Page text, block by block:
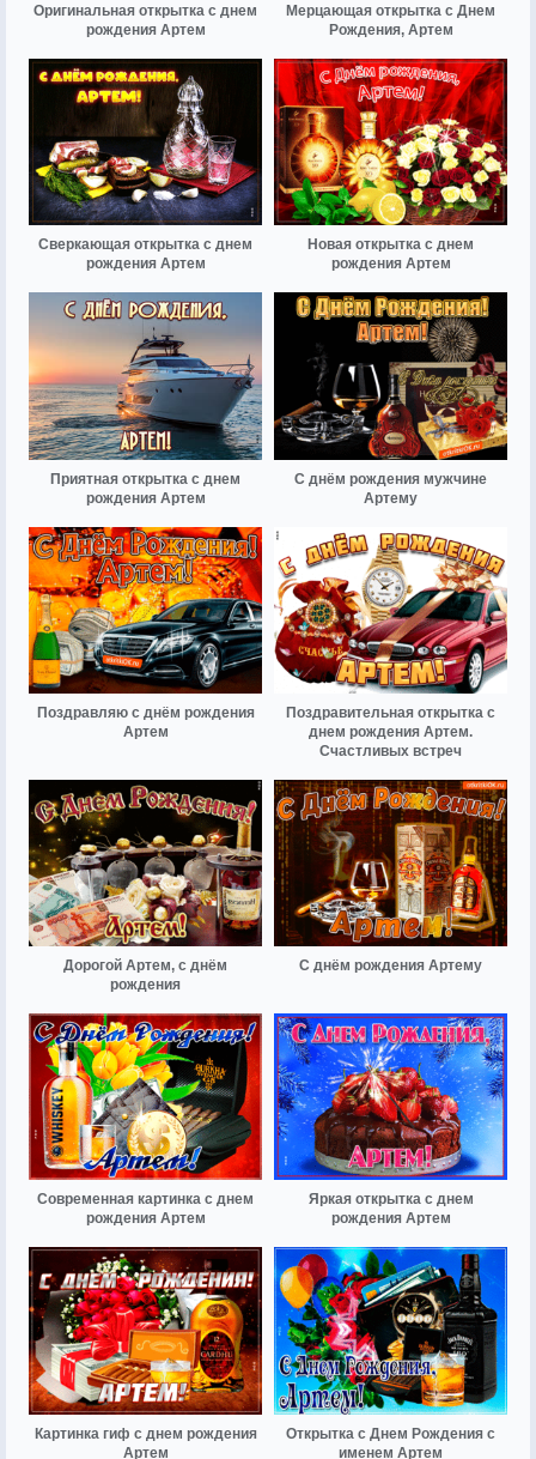
Оригинальная открытка с днем
рождения Артем
Мерцающая открытка с Днем
Рождения, Артем
Сверкающая открытка с днем
рождения Артем
Новая открытка с днем
рождения Артем
Приятная открытка с днем
рождения Артем
С днём рождения мужчине
Артему
Поздравляю с днём рождения
Артем
Поздравительная открытка с
днем рождения Артем.
Счастливых встреч
Дорогой Артем, с днём
рождения
С днём рождения Артему
Современная картинка с днем
рождения Артем
Яркая открытка с днем
рождения Артем
Картинка гиф с днем рождения
Артем
Открытка с Днем Рождения с
именем Артем